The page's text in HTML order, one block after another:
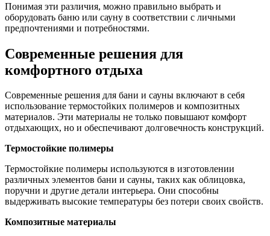
Понимая эти различия, можно правильно выбрать и
оборудовать баню или сауну в соответствии с личными
предпочтениями и потребностями.
Современные решения для
комфортного отдыха
Современные решения для бани и сауны включают в себя
использование термостойких полимеров и композитных
материалов. Эти материалы не только повышают комфорт
отдыхающих, но и обеспечивают долговечность конструкций.
Термостойкие полимеры
Термостойкие полимеры используются в изготовлении
различных элементов бани и сауны, таких как облицовка,
поручни и другие детали интерьера. Они способны
выдерживать высокие температуры без потери своих свойств.
Композитные материалы